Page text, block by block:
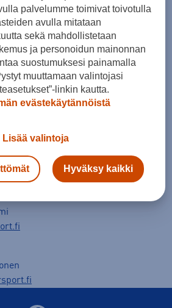
Kiinni
RaumaAjo-ohjeet
palvelumme toimivat toivotulla
avulla mitataan
sekä mahdollistetaan
ja personoidun mainonnan
suostumuksesi painamalla
muuttamaan valintojasi
linkin kautta.
evästekäytännöistä
Lisää valintoja
Hyväksy kaikki